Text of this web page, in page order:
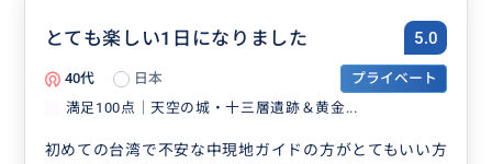
とても楽しい1日になりました 5.0
40代 日本
プライベート
満足100点│天空の城・十三層遺跡＆黄金...
初めての台湾で不安な中現地ガイドの方がとてもいい方